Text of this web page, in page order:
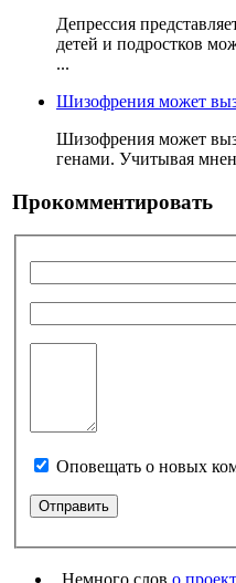
Депрессия
детей и подростков
...
Шизофрения может
Шизофрения может
генами. Учитывая
Прокомментировать
Оповещать о новых
Немного слов о